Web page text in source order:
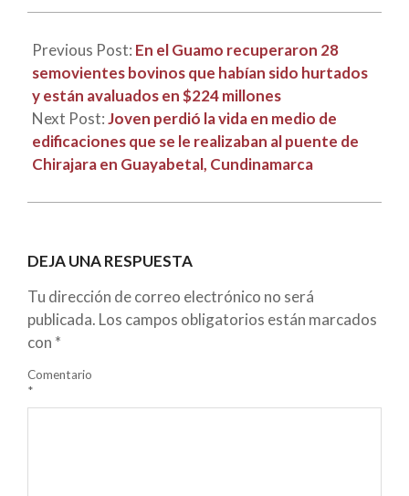
Previous Post: En el Guamo recuperaron 28
semovientes bovinos que habían sido hurtados
y están avaluados en $224 millones
Next Post:Joven perdió la vida en medio de
edificaciones que se le realizaban al puente de
Chirajara en Guayabetal, Cundinamarca
DEJA UNA RESPUESTA
Tu dirección de correo electrónico no será
publicada. Los campos obligatorios están marcados
con *
Comentario
*